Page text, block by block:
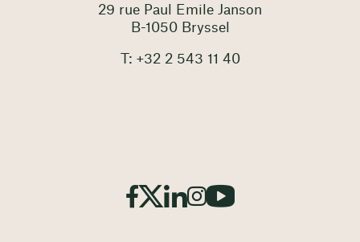
29 rue Paul Emile Janson
B-1050 Bryssel
T: +32 2 543 11 40